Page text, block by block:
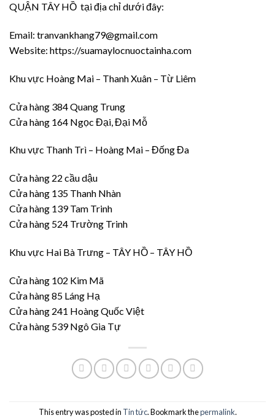
QUẬN TÂY HỒ tại địa chỉ dưới đây:
Email: tranvankhang79@gmail.com
Website: https://suamaylocnuoctainha.com
Khu vực Hoàng Mai – Thanh Xuân – Từ Liêm
Cửa hàng 384 Quang Trung
Cửa hàng 164 Ngọc Đại, Đại Mỗ
Khu vực Thanh Trì – Hoàng Mai – Đống Đa
Cửa hàng 22 cầu dậu
Cửa hàng 135 Thanh Nhàn
Cửa hàng 139 Tam Trinh
Cửa hàng 524 Trường Trinh
Khu vực Hai Bà Trưng – TÂY HỒ – TÂY HỒ
Cửa hàng 102 Kim Mã
Cửa hàng 85 Láng Hạ
Cửa hàng 241 Hoàng Quốc Việt
Cửa hàng 539 Ngô Gia Tự
This entry was posted in Tin tức. Bookmark thepermalink.